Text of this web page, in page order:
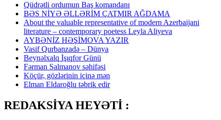
Qüdrətli ordumun Baş komandanı
BƏS NİYƏ ƏLLƏRİM ÇATMIR AĞDAMA
About the valuable representative of modern Azerbaijani
literature – contemporary poetess Leyla Aliyeva
AYBƏNİZ HƏŞİMOVA YAZIR
Vasif Qurbanzadə – Dünya
Beynəlxalq İşıqfor Günü
Fərman Salmanov səhifəsi
Köçür, gözlərinin içinə mən
Elman Eldaroğlu təbrik edir
REDAKSİYA HEYƏTİ :